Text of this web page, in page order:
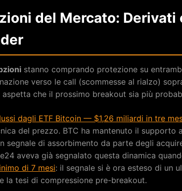
del Mercato:
stanno comprando protezione su
verso le call (scommesse al rialzo)
che il prossimo breakout sia più
dagli ETF Bitcoin — $1,26 miliardi in tre
del prezzo. BTC ha mantenuto il supporto
segnale di assorbimento da parte degli
aveva già segnalato questa dinamica
di 7 mesi: il segnale si è ora esteso di un
la tesi di compressione pre-breakout.